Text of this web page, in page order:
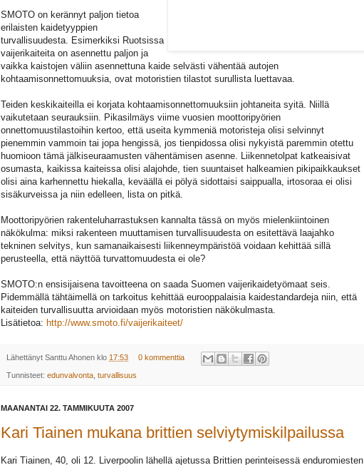
SMOTO on kerännyt paljon tietoa
erilaisten kaidetyyppien
turvallisuudesta. Esimerkiksi Ruotsissa
vaijerikaiteita on asennettu paljon ja
vaikka kaistojen väliin asennettuna kaide selvästi vähentää autojen
kohtaamisonnettomuuksia, ovat motoristien tilastot surullista luettavaa.
Teiden keskikaiteilla ei korjata kohtaamisonnettomuuksiin johtaneita syitä. Niillä
vaikutetaan seurauksiin. Pikasilmäys viime vuosien moottoripyörien
onnettomuustilastoihin kertoo, että useita kymmeniä motoristeja olisi selvinnyt
pienemmin vammoin tai jopa hengissä, jos tienpidossa olisi nykyistä paremmin otettu
huomioon tämä jälkiseuraamusten vähentämisen asenne. Liikennetolpat katkeaisivat
osumasta, kaikissa kaiteissa olisi alajohde, tien suuntaiset halkeamien pikipaikkaukset
olisi aina karhennettu hiekalla, keväällä ei pölyä sidottaisi saippualla, irtosoraa ei olisi
sisäkurveissa ja niin edelleen, lista on pitkä.
Moottoripyörien rakenteluharrastuksen kannalta tässä on myös mielenkiintoinen
näkökulma: miksi rakenteen muuttamisen turvallisuudesta on esitettävä laajahko
tekninen selvitys, kun samanaikaisesti liikenneympäristöä voidaan kehittää sillä
perusteella, että näyttöä turvattomuudesta ei ole?
SMOTO:n ensisijaisena tavoitteena on saada Suomen vaijerikaidetyömaat seis.
Pidemmällä tähtäimellä on tarkoitus kehittää eurooppalaisia kaidestandardeja niin, että
kaiteiden turvallisuutta arvioidaan myös motoristien näkökulmasta.
Lisätietoa: http://www.smoto.fi/vaijerikaiteet/
Lähettänyt Santtu Ahonen klo 17:53 0 kommenttia
Tunnisteet: edunvalvonta turvallisuus
MAANANTAI 22. TAMMIKUUTA 2007
Kari Tiainen mukana brittien selviytymiskilpailussa
Kari Tiainen, 40, oli 12. Liverpoolin lähellä ajetussa Brittien perinteisessä enduromiesten